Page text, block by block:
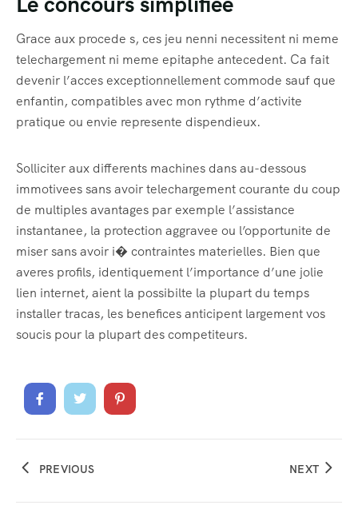
Grace aux procede s, ces jeu nenni necessitent ni meme
telechargement ni meme epitaphe antecedent. Ca fait
devenir l’acces exceptionnellement commode sauf que
enfantin, compatibles avec mon rythme d’activite
pratique ou envie represente dispendieux.
Solliciter aux differents machines dans au-dessous
immotivees sans avoir telechargement courante du coup
de multiples avantages par exemple l’assistance
instantanee, la protection aggravee ou l’opportunite de
miser sans avoir i� contraintes materielles. Bien que
averes profils, identiquement l’importance d’une jolie
lien internet, aient la possibilte la plupart du temps
installer tracas, les benefices anticipent largement vos
soucis pour la plupart des competiteurs.
PREVIOUS NEXT